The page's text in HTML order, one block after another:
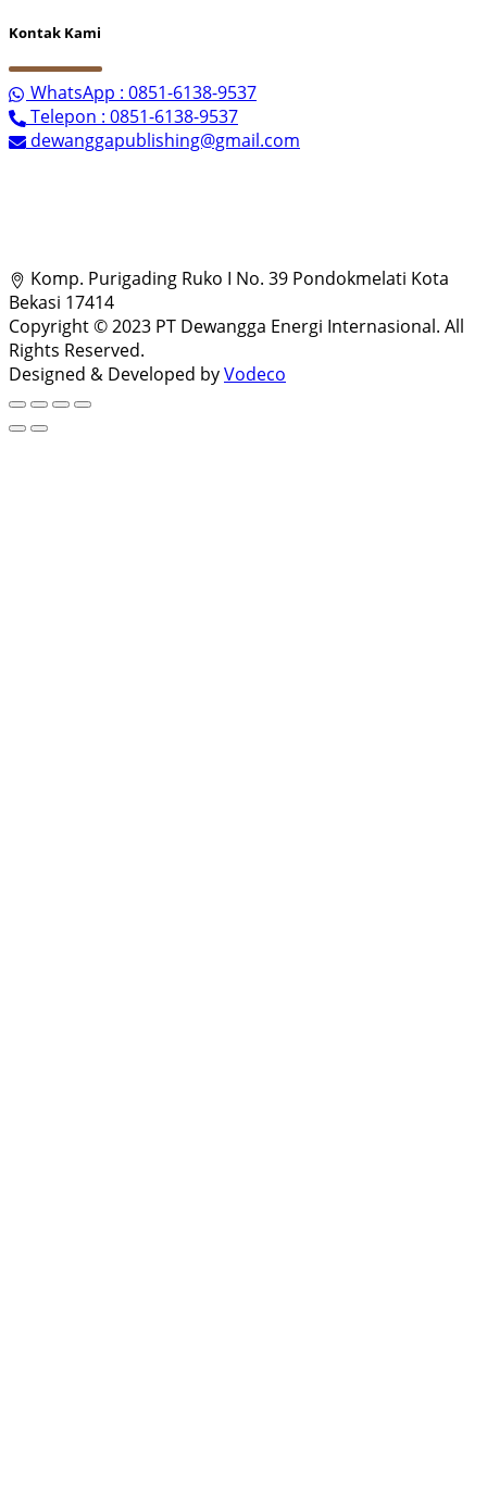
Kontak Kami
WhatsApp : 0851-6138-9537
Telepon : 0851-6138-9537
dewanggapublishing@gmail.com
Komp. Purigading Ruko I No. 39 Pondokmelati Kota
Bekasi 17414
Copyright © 2023 PT Dewangga Energi Internasional. All
Rights Reserved.
Designed & Developed byVodeco